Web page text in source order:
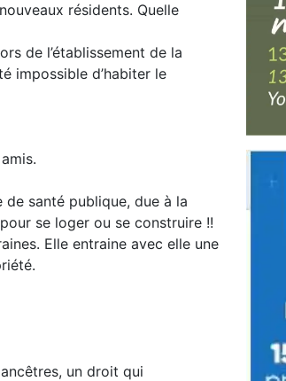
résidents. Quelle
de l’établissement de la
impossible d’habiter le
de santé publique, due à la
se loger ou se construire !!
Elle entraine avec elle une
un droit qui